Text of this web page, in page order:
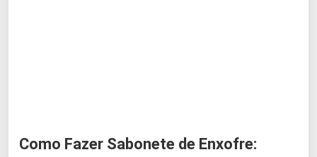
Como Fazer Sabonete de Enxofre: